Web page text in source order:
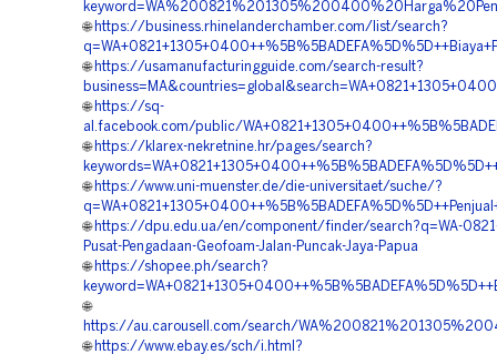
🌐 https://business.rhinelanderchamber.com/list/search?
🌐 https://usamanufacturingguide.com/search-result?
🌐 https://sq-
al.facebook.com/public/
🌐 https://klarex-nekretnine.hr/pages/search?
🌐 https://www.uni-muenster.de/die-universitaet/suche/?
🌐 https://dpu.edu.ua/en/component/finder/search?q=WA-
Pusat-Pengadaan-Geofoam-Jalan-Puncak-Jaya-Papua
🌐 https://shopee.ph/search?
🌐
https://au.carousell.com/search/
🌐 https://www.ebay.es/sch/i.html?